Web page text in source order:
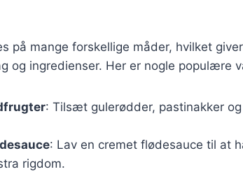
på mange forskellige måder, hvilket
og ingredienser. Her er nogle populære
: Tilsæt gulerødder, pastinakker
: Lav en cremet flødesauce til at
rigdom.